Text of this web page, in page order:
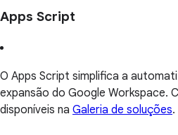
Apps Script
O Apps Script simplifica a
expansão do Google Workspace.
disponíveis na Galeria de soluções.